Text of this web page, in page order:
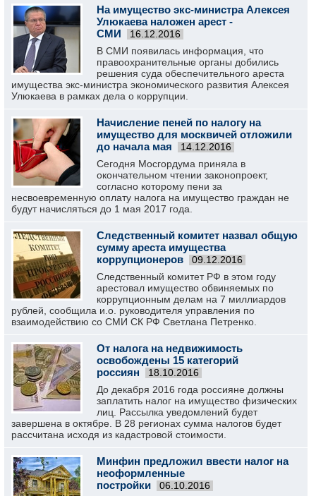
На имущество экс-министра Алексея
Улюкаева наложен арест -
СМИ
16.12.2016
В СМИ появилась информация, что
правоохранительные органы добились
решения суда обеспечительного ареста
имущества экс-министра экономического развития Алексея
Улюкаева в рамках дела о коррупции.
Начисление пеней по налогу на
имущество для москвичей отложили
до начала мая
14.12.2016
​Сегодня Мосгордума приняла в
окончательном чтении законопроект,
согласно которому пени за
несвоевременную оплату налога на имущество граждан не
будут начисляться до 1 мая 2017 года.
Следственный комитет назвал общую
сумму ареста имущества
коррупционеров
09.12.2016
Следственный комитет РФ в этом году
арестовал имущество обвиняемых по
коррупционным делам на 7 миллиардов
рублей, сообщила и.о. руководителя управления по
взаимодействию со СМИ СК РФ Светлана Петренко.
От налога на недвижимость
освобождены 15 категорий
россиян
18.10.2016
До декабря 2016 года россияне должны
заплатить налог на имущество физических
лиц. Рассылка уведомлений будет
завершена в октябре. В 28 регионах сумма налогов будет
рассчитана исходя из кадастровой стоимости.
Минфин предложил ввести налог на
неоформленные
постройки
06.10.2016